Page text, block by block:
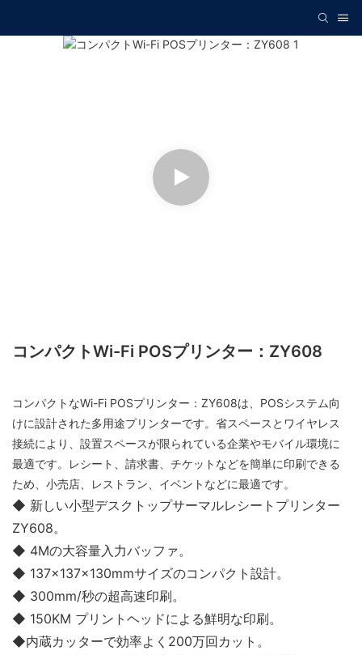
コンパクトWi-Fi POSプリンター：ZY608
コンパクトなWi-Fi POSプリンター：ZY608は、POSシステム向
けに設計された多用途プリンターです。省スペースとワイヤレス
接続により、設置スペースが限られている企業やモバイル環境に
最適です。レシート、請求書、チケットなどを簡単に印刷できる
ため、小売店、レストラン、イベントなどに最適です。
◆ 新しい小型デスクトップサーマルレシートプリンター
ZY608。
◆ 4Mの大容量入力バッファ。
◆ 137x137x130mmサイズのコンパクト設計。
◆ 300mm/秒の超高速印刷。
◆ 150KM プリントヘッドによる鮮明な印刷。
◆内蔵カッターで効率よく200万回カット。